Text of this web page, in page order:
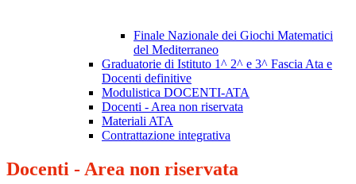
Finale Nazionale dei Giochi Matematici
del Mediterraneo
Graduatorie di Istituto 1^ 2^ e 3^ Fascia Ata e
Docenti definitive
Modulistica DOCENTI-ATA
Docenti - Area non riservata
Materiali ATA
Contrattazione integrativa
Docenti - Area non riservata